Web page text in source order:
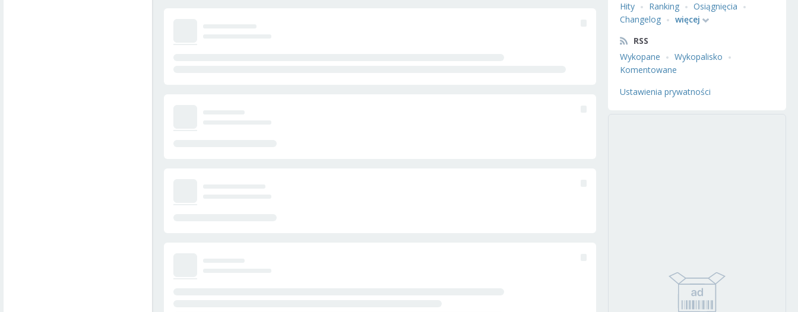
Hity
Ranking
Osiągnięcia
Changelog
więcej
RSS
Wykopane
Wykopalisko
Komentowane
Ustawienia prywatności